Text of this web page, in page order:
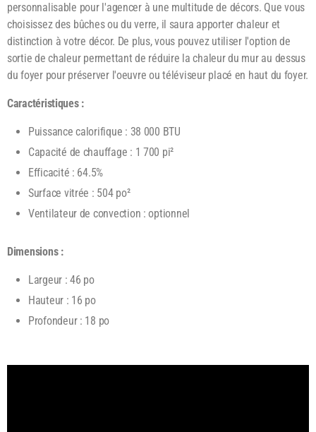
personnalisable pour l'agencer à une multitude de décors. Que vous
choisissez des bûches ou du verre, il saura apporter chaleur et
distinction à votre décor. De plus, vous pouvez utiliser l'option de
sortie de chaleur permettant de réduire la chaleur du mur au dessus
du foyer pour préserver l'oeuvre ou téléviseur placé en haut du foyer.
Caractéristiques :
Puissance calorifique : 38 000 BTU
Capacité de chauffage : 1 700 pi²
Efficacité : 64.5%
Surface vitrée : 504 po²
Ventilateur de convection : optionnel
Dimensions :
Largeur : 46 po
Hauteur : 16 po
Profondeur : 18 po